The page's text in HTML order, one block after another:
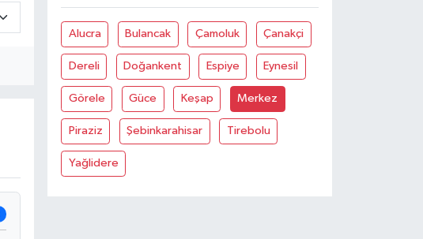
Alucra Bulancak Çamoluk Çanakçi
Dereli Doğankent Espiye Eynesil
Görele Güce Keşap Merkez
Piraziz Şebinkarahisar Tirebolu
Yağlidere